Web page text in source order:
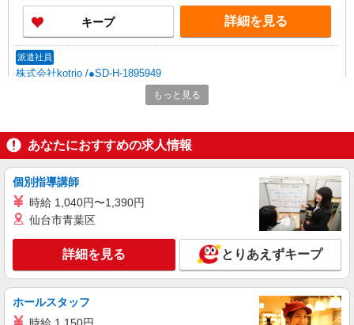
キープ 詳細を見る
派遣社員
株式会社kotrio /●SD-H-1895949
東松島市のサ高住＊シフト融通が利くため子育
て世代から大人気♪
通費全支給(ガソリン代含む)＞
東松島市内
キープ 詳細を見る
株式会社kotrio /●SD-H-1815669
東松島市★病院でお掃除/食事の配膳など♪★激
募★
時給1450円〜2062円 ＜日払い有/週払い有/交
もっと見る
あなたにおすすめの求人情報
個別指導講師
時給 1,040円〜1,390円
仙台市青葉区
詳細を見る とりあえずキープ
ホールスタッフ